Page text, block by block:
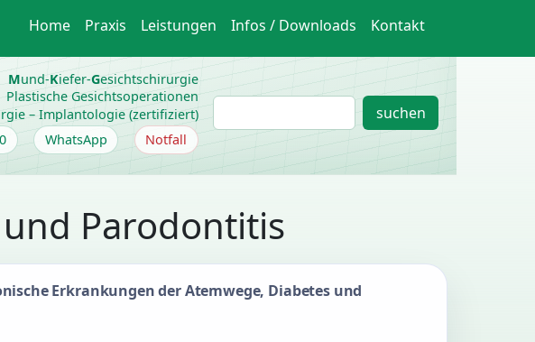
Home Praxis Leistungen Infos / Downloads Kontakt
Mund-Kiefer-Gesichtschirurgie
Plastische Gesichtsoperationen
– Implantologie (zertifiziert)
WhatsApp Notfall
S
u
e
suchen
Parodontitis
Erkrankungen der Atemwege, Diabetes und